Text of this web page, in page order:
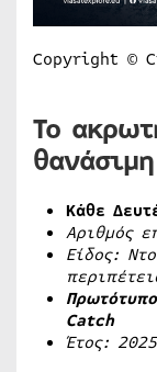
Copyright ©
Το
Κάθε
Αριθμός
Είδος:
Catch
Έτος: 2025